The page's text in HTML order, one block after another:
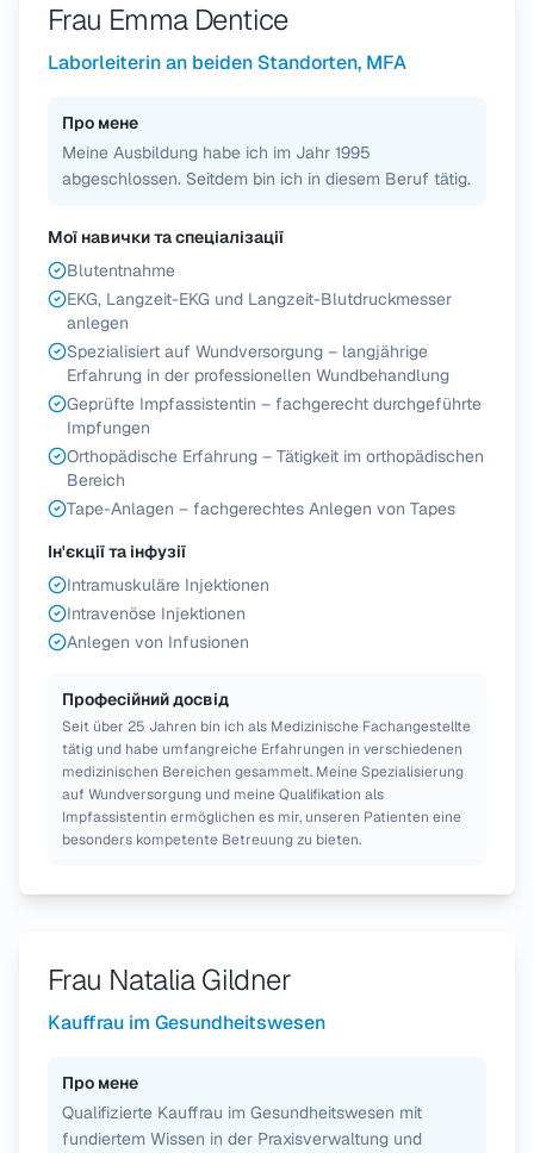
Frau Emma Dentice
Laborleiterin an beiden Standorten, MFA
Про мене
Meine Ausbildung habe ich im Jahr 1995
abgeschlossen. Seitdem bin ich in diesem Beruf tätig.
Мої навички та спеціалізації
Blutentnahme
EKG, Langzeit-EKG und Langzeit-Blutdruckmesser
anlegen
Spezialisiert auf Wundversorgung – langjährige
Erfahrung in der professionellen Wundbehandlung
Geprüfte Impfassistentin – fachgerecht durchgeführte
Impfungen
Orthopädische Erfahrung – Tätigkeit im orthopädischen
Bereich
Tape-Anlagen – fachgerechtes Anlegen von Tapes
Ін'єкції та інфузії
Intramuskuläre Injektionen
Intravenöse Injektionen
Anlegen von Infusionen
Професійний досвід
Seit über 25 Jahren bin ich als Medizinische Fachangestellte
tätig und habe umfangreiche Erfahrungen in verschiedenen
medizinischen Bereichen gesammelt. Meine Spezialisierung
auf Wundversorgung und meine Qualifikation als
Impfassistentin ermöglichen es mir, unseren Patienten eine
besonders kompetente Betreuung zu bieten.
Frau Natalia Gildner
Kauffrau im Gesundheitswesen
Про мене
Qualifizierte Kauffrau im Gesundheitswesen mit
fundiertem Wissen in der Praxisverwaltung und